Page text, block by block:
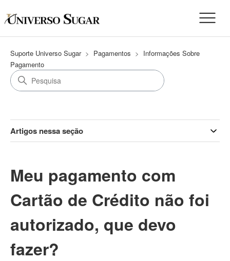
Suporte Universo Sugar Pagamentos
Informações Sobre
Pagamento
Artigos nessa seção
Meu pagamento com
Cartão de Crédito não foi
autorizado, que devo
fazer?